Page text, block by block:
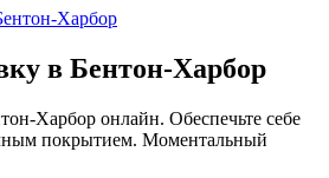
Харбор
в Бентон-Харбор
Харбор онлайн. Обеспечьте себе
покрытием. Моментальный